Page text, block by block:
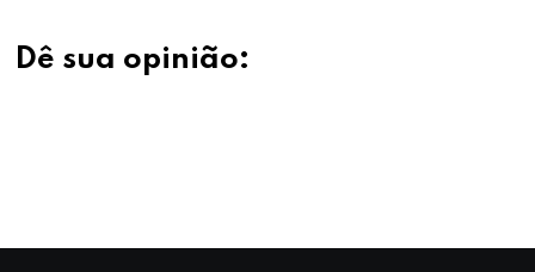
Dê sua opinião: